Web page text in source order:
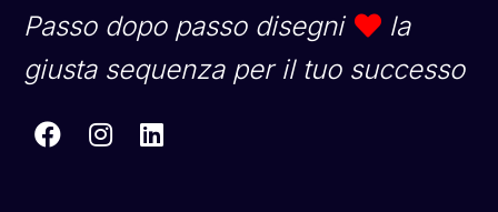
Passo dopo passo disegni
la
giusta sequenza per il tuo successo